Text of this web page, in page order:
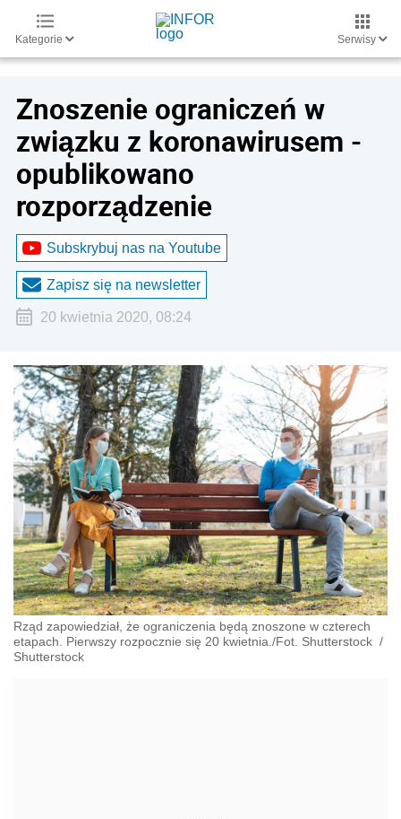
Kategorie Serwisy
Znoszenie ograniczeń w
związku z koronawirusem -
opublikowano
rozporządzenie
Subskrybuj nas na Youtube
Zapisz się na newsletter
20 kwietnia 2020, 08:24
Rząd zapowiedział, że ograniczenia będą znoszone w czterech
etapach. Pierwszy rozpocznie się 20 kwietnia./Fot. Shutterstock /
Shutterstock